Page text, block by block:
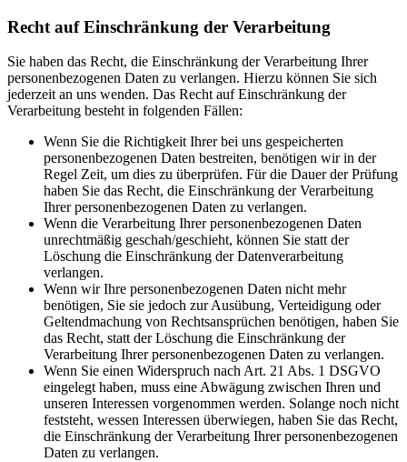
Recht auf Einschränkung der Verarbeitung
Sie haben das Recht, die Einschränkung der Verarbeitung Ihrer
personenbezogenen Daten zu verlangen. Hierzu können Sie sich
jederzeit an uns wenden. Das Recht auf Einschränkung der
Verarbeitung besteht in folgenden Fällen:
Wenn Sie die Richtigkeit Ihrer bei uns gespeicherten
personenbezogenen Daten bestreiten, benötigen wir in der
Regel Zeit, um dies zu überprüfen. Für die Dauer der Prüfung
haben Sie das Recht, die Einschränkung der Verarbeitung
Ihrer personenbezogenen Daten zu verlangen.
Wenn die Verarbeitung Ihrer personenbezogenen Daten
unrechtmäßig geschah/geschieht, können Sie statt der
Löschung die Einschränkung der Datenverarbeitung
verlangen.
Wenn wir Ihre personenbezogenen Daten nicht mehr
benötigen, Sie sie jedoch zur Ausübung, Verteidigung oder
Geltendmachung von Rechtsansprüchen benötigen, haben Sie
das Recht, statt der Löschung die Einschränkung der
Verarbeitung Ihrer personenbezogenen Daten zu verlangen.
Wenn Sie einen Widerspruch nach Art. 21 Abs. 1 DSGVO
eingelegt haben, muss eine Abwägung zwischen Ihren und
unseren Interessen vorgenommen werden. Solange noch nicht
feststeht, wessen Interessen überwiegen, haben Sie das Recht,
die Einschränkung der Verarbeitung Ihrer personenbezogenen
Daten zu verlangen.